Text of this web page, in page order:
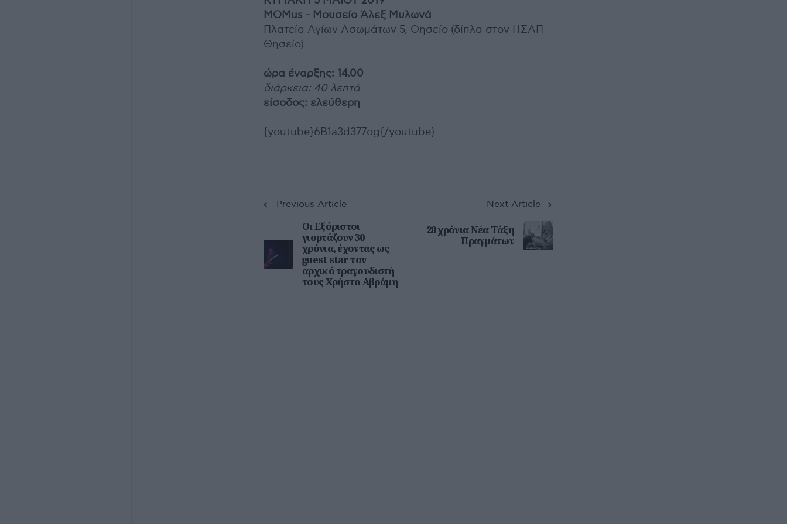
MOMus - Μουσείο Άλεξ Μυλωνά
Πλατεία Αγίων Ασωμάτων 5, Θησείο (δίπλα στον ΗΣΑΠ
Θησείο)
ώρα έναρξης: 14.00
διάρκεια: 40 λεπτά
είσοδος: ελεύθερη
{youtube}6B1a3d377og{/youtube}
Previous Article
Οι Εξόριστοι
γιορτάζουν 30
χρόνια, έχοντας ως
guest star τον
αρχικό τραγουδιστή
τους Χρήστο Αβράμη
Next Article
20 χρόνια Νέα Τάξη
Πραγμάτων